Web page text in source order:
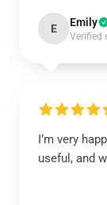
E Emily
Verified
I’m very
useful, and